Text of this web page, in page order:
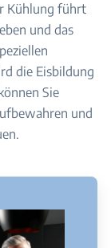
Kühlung führt
und das
die Eisbildung
Sie
und